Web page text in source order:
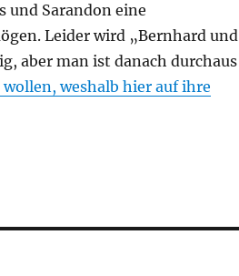
und Sarandon eine
Leider wird „Bernhard und
aber man ist danach durchaus
weshalb hier auf ihre